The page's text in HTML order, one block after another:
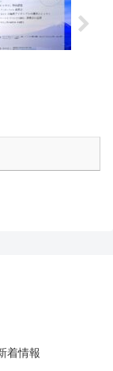
着情報